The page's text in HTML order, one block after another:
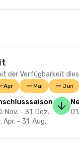
der Verfügbarkeit
Apr Mai Jun
Nov. - 31. Dez.
Apr. - 31. Aug.